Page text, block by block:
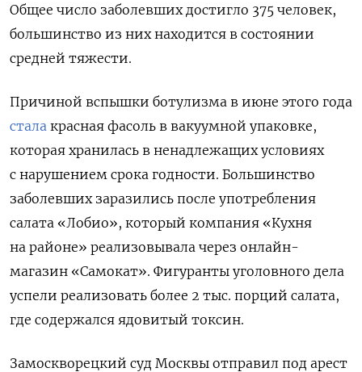
Общее число заболевших достигло 375 человек,
большинство из них находится в состоянии
средней тяжести.
Причиной вспышки ботулизма в июне этого года
стала красная фасоль в вакуумной упаковке,
которая хранилась в ненадлежащих условиях
с нарушением срока годности. Большинство
заболевших заразились после употребления
салата «Лобио», который компания «Кухня
на районе» реализовывала через онлайн-
магазин «Самокат». Фигуранты уголовного дела
успели реализовать более 2 тыс. порций салата,
где содержался ядовитый токсин.
Замоскворецкий суд Москвы отправил под арест